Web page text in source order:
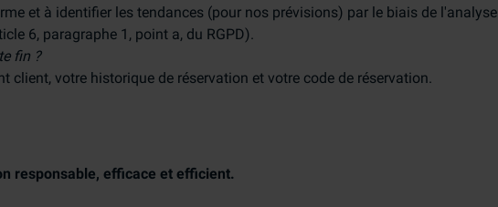
et à identifier les tendances (pour nos prévisions) par le biais de l'analyse
6, paragraphe 1, point a, du RGPD).
fin ?
client, votre historique de réservation et votre code de réservation.
responsable, efficace et efficient.